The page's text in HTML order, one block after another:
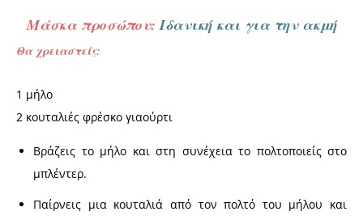
Μάσκα προσώπου:Ιδανική και για την ακμή
Θα χρειαστείς:
1 μήλο
2 κουταλιές φρέσκο γιαούρτι
Βράζεις το μήλο και στη συνέχεια το πολτοποιείς στο
μπλέντερ.
Παίρνεις μια κουταλιά από τον πολτό του μήλου και